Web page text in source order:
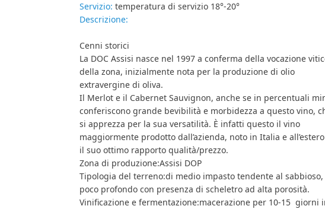
Servizio: temperatura di servizio 18°-20°
Descrizione:
Cenni storici
La DOC Assisi nasce nel 1997 a conferma della vocazione
della zona, inizialmente nota per la produzione di olio
extravergine di oliva.
Il Merlot e il Cabernet Sauvignon, anche se in percentuali
conferiscono grande bevibilità e morbidezza a questo vino,
si apprezza per la sua versatilità. È infatti questo il vino
maggiormente prodotto dall’azienda, noto in Italia e
il suo ottimo rapporto qualità/prezzo.
Zona di produzione:Assisi DOP
Tipologia del terreno:di medio impasto tendente al sabbioso,
poco profondo con presenza di scheletro ad alta porosità.
Vinificazione e fermentazione:macerazione per 10-15 giorni